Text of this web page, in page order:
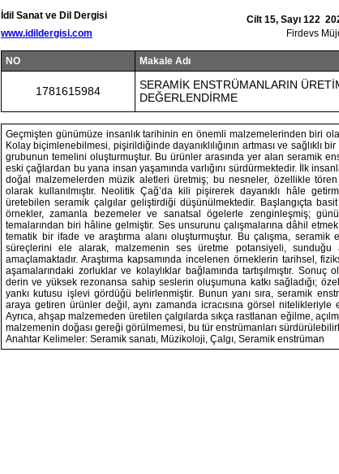
İdil Sanat ve Dil Dergisi
www.idildergisi.com
Cilt 15, Sayı 122
Firdevs
NO Makale Adı
1781615984
SERAMİK ENSTRÜMANLARIN
DEĞERLENDİRME
Geçmişten günümüze insanlık tarihinin en önemli malzemelerinden biri
Kolay biçimlenebilmesi, pişirildiğinde dayanıklılığının artması ve sağlıklı
grubunun temelini oluşturmuştur. Bu ürünler arasında yer alan seramik
eski çağlardan bu yana insan yaşamında varlığını sürdürmektedir. İlk
doğal malzemelerden müzik aletleri üretmiş; bu nesneler, özellikle
olarak kullanılmıştır. Neolitik Çağ’da kili pişirerek dayanıklı hâle
üretebilen seramik çalgılar geliştirdiği düşünülmektedir. Başlangıçta
örnekler, zamanla bezemeler ve sanatsal ögelerle zenginleşmiş;
temalarından biri hâline gelmiştir. Ses unsurunu çalışmalarına dâhil
tematik bir ifade ve araştırma alanı oluşturmuştur. Bu çalışma, seramik
süreçlerini ele alarak, malzemenin ses üretme potansiyeli, sunduğu
amaçlamaktadır. Araştırma kapsamında incelenen örneklerin tarihsel,
aşamalarındaki zorluklar ve kolaylıklar bağlamında tartışılmıştır. Sonuç
derin ve yüksek rezonansa sahip seslerin oluşumuna katkı sağladığı;
yankı kutusu işlevi gördüğü belirlenmiştir. Bunun yanı sıra, seramik
araya getiren ürünler değil, aynı zamanda icracısına görsel
Ayrıca, ahşap malzemeden üretilen çalgılarda sıkça rastlanan eğilme,
malzemenin doğası gereği görülmemesi, bu tür enstrümanları
Anahtar Kelimeler: Seramik sanatı, Müzikoloji, Çalgı, Seramik enstrüman